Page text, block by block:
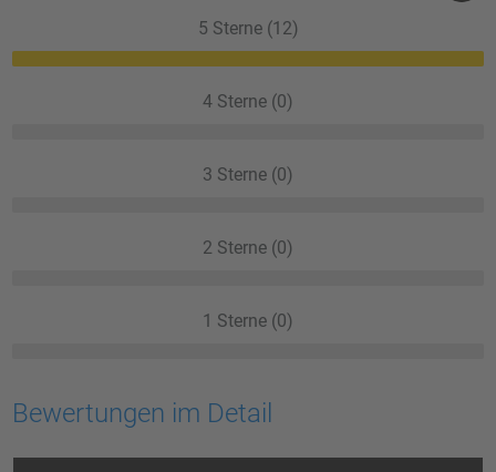
5 Sterne (12)
4 Sterne (0)
3 Sterne (0)
2 Sterne (0)
1 Sterne (0)
Bewertungen im Detail